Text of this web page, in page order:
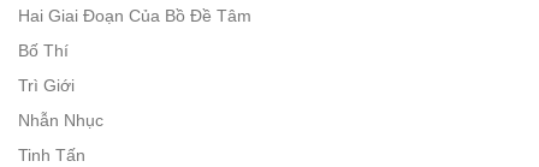
Hai Giai Đoạn Của Bồ Đề Tâm
Bố Thí
Trì Giới
Nhẫn Nhục
Tinh Tấn